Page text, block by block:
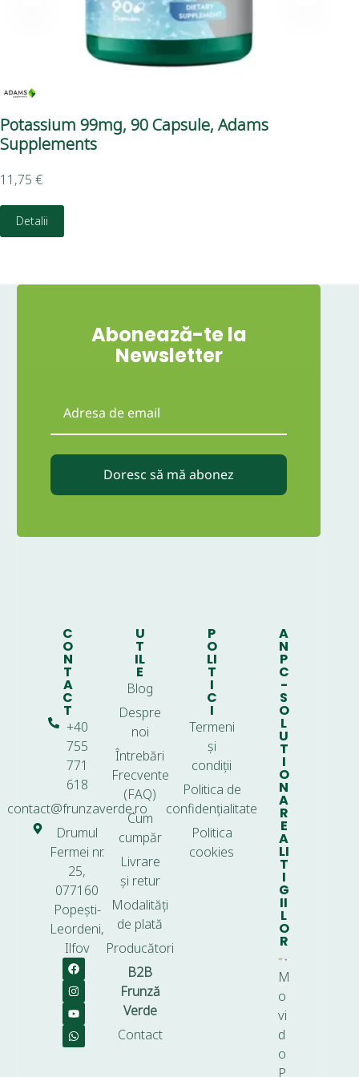
Potassium 99mg, 90 Capsule, Adams
Supplements
11,75 €
Detalii
Abonează-te la
Newsletter
Doresc să mă abonez
C
O
N
T
A
C
T
+40
755
771
618
contact@frunzaverde.ro
Drumul
Fermei nr.
25,
077160
Popești-
Leordeni,
Ilfov
U
T
IL
E
Blog
Despre
noi
Întrebări
Frecvente
(FAQ)
Cum
cumpăr
Livrare
și retur
Modalități
de plată
Producători
B2B
Frunză
Verde
Contact
P
O
LI
T
I
C
I
Termeni
și
condiții
Politica de
confidențialitate
Politica
cookies
A
N
P
C
-
S
O
L
U
T
I
O
N
A
R
E
A
LI
T
I
G
II
L
O
R
M
o
vi
d
o
P